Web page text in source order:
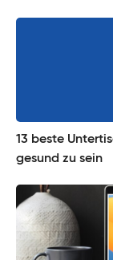
13 beste
gesund zu sein